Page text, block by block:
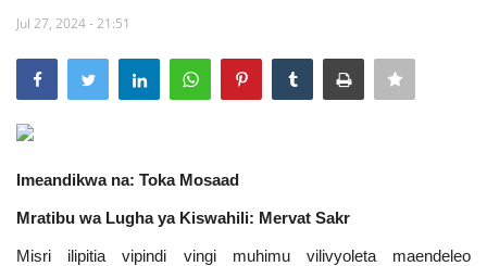
Wasiliana
Misri
Timu yetu
Jul 27, 2024 - 21:51
Imeandikwa na: Toka Mosaad
Mratibu wa Lugha ya Kiswahili: Mervat Sakr
Misri ilipitia vipindi vingi muhimu vilivyoleta maendeleo